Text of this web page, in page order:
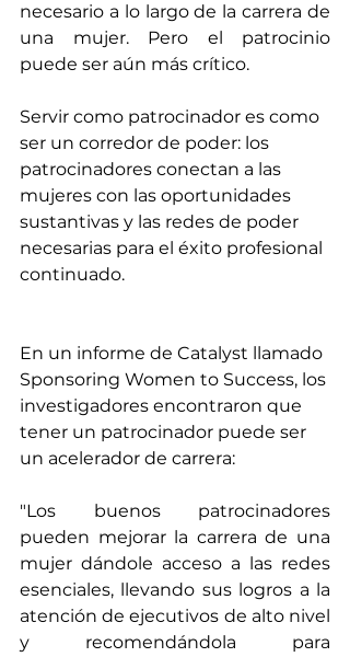
necesario a lo largo de la carrera de
una mujer. Pero el patrocinio
puede ser aún más crítico.
Servir como patrocinador es como
ser un corredor de poder: los
patrocinadores conectan a las
mujeres con las oportunidades
sustantivas y las redes de poder
necesarias para el éxito profesional
continuado.
En un informe de Catalyst llamado
Sponsoring Women to Success, los
investigadores encontraron que
tener un patrocinador puede ser
un acelerador de carrera:
"Los buenos patrocinadores
pueden mejorar la carrera de una
mujer dándole acceso a las redes
esenciales, llevando sus logros a la
atención de ejecutivos de alto nivel
y recomendándola para